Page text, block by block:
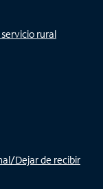
rural
Dejar de recibir